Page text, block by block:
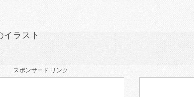
イラスト
スポンサード リンク